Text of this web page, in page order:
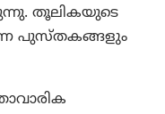
തൂലികയുടെ
പുസ്തകങ്ങളും